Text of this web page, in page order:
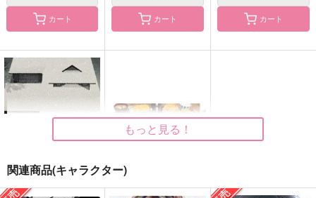
刀剣学習ドリル 刀身
編
上月屋
550 （税込）
刀剣学習ドリル 拵編
サンプル
成田狂児の話
カート カート カート
もっと見る！
関連商品(キャラクター)